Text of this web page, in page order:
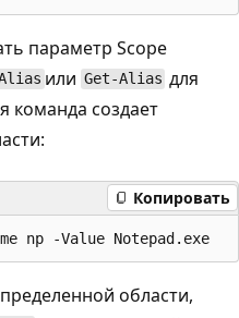
параметр Scope
или Get-Alias для
команда создает
Копировать
области,